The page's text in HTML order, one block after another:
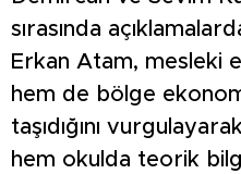
sırasında
Erkan Atam, mesleki
hem de bölge
taşıdığını
hem okulda teorik